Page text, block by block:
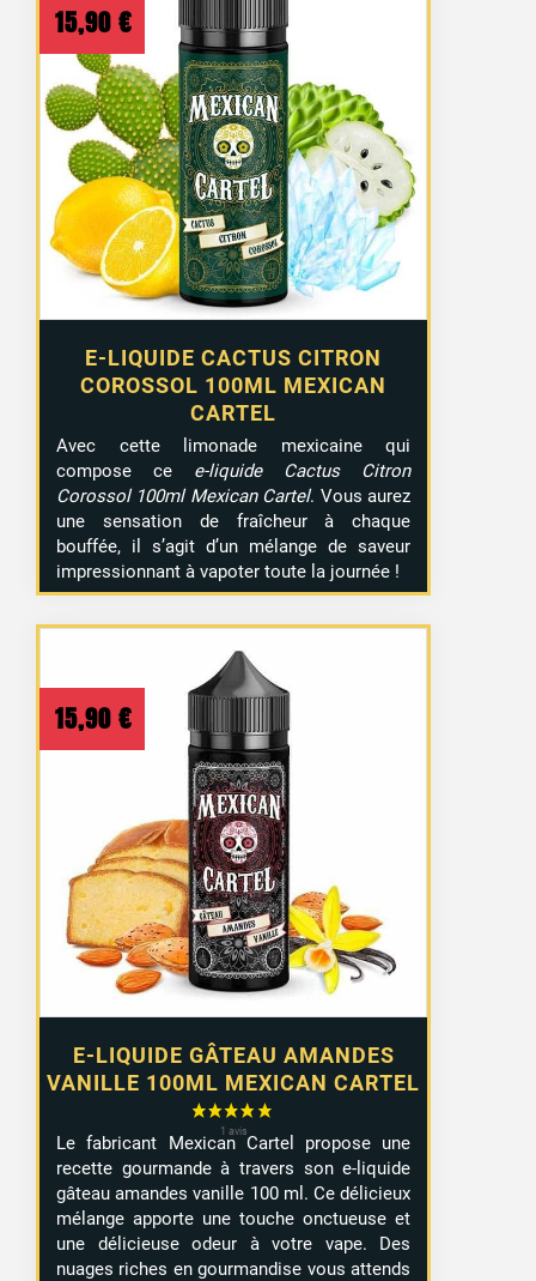
E-LIQUIDE CACTUS CITRON
COROSSOL 100ML MEXICAN
CARTEL
15,90 €
Avec cette limonade mexicaine qui
compose ce e-liquide Cactus Citron
Corossol 100ml Mexican Cartel. Vous aurez
une sensation de fraîcheur à chaque
bouffée, il s’agit d’un mélange de saveur
impressionnant à vapoter toute la journée !
E-LIQUIDE GÂTEAU AMANDES
VANILLE 100ML MEXICAN CARTEL
15,90 €
Le fabricant Mexican Cartel propose une
recette gourmande à travers son e-liquide
gâteau amandes vanille 100 ml. Ce délicieux
mélange apporte une touche onctueuse et
une délicieuse odeur à votre vape. Des
nuages riches en gourmandise vous attends